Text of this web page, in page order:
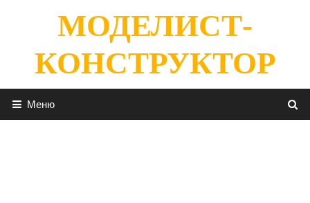
содержимомуМОДЕЛИСТ-
КОНСТРУКТОР
Меню